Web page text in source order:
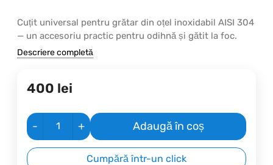
Cuțit universal pentru grătar din oțel inoxidabil AISI 304
— un accesoriu practic pentru odihnă și gătit la foc.
Descriere completă
400 lei
- + Adaugă în coș
Cumpără într-un click